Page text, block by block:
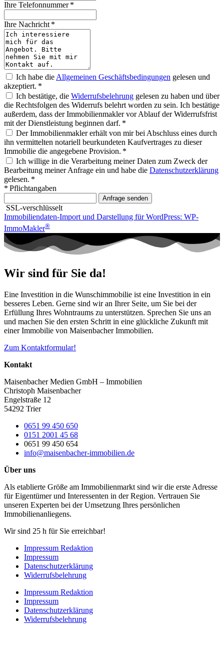
Ihre Telefonnummer *
Ihre Nachricht *
Ich habe die Allgemeinen Geschäftsbedingungen gelesen und
akzeptiert. *
Ich bestätige, die Widerrufsbelehrung gelesen zu haben und über
die Rechtsfolgen des Widerrufs belehrt worden zu sein. Ich bestätige
außerdem, dass der Immobilienmakler vor Ablauf der Widerrufsfrist
mit der Dienstleistung beginnen darf. *
Der Immobilienmakler erhält von mir bei Abschluss eines durch
ihn vermittelten notariell beurkundeten Kaufvertrages zu dieser
Immobilie die angegebene Provision. *
Ich willige in die Verarbeitung meiner Daten zum Zweck der
Bearbeitung meiner Anfrage ein und habe die Datenschutzerklärung
gelesen. *
* Pflichtangaben
Anfrage senden
SSL-verschlüsselt
Immobiliendaten-Import und Darstellung für WordPress: WP-
ImmoMakler®
Wir sind für Sie da!
Eine Investition in die Wunschimmobilie ist eine Investition in ein
besseres Leben. Gerne sind wir an Ihrer Seite, um Sie bei der
Erfüllung Ihres Wohntraums zu unterstützen. Sprechen Sie uns an
und machen Sie den ersten Schritt in eine glückliche Zukunft mit
einer Immobilie von Maisenbacher Immobilien.
Zum Kontaktformular!
Kontakt
Maisenbacher Medien GmbH – Immobilien
Christoph Maisenbacher
Engelstraße 12
54292 Trier
0651 99 450 650
0151 2001 45 68
0651 99 450 654
info@maisenbacher-immobilien.de
Über uns
Als etablierte Größe am Immobilienmarkt sind wir die erste Adresse
für Eigentümer und Interessenten in der Region. Vertrauen Sie
unseren Experten bei der Umsetzung Ihres persönlichen
Immobilienanliegens.
Wir sind 25 h für Sie erreichbar!
Impressum Redaktion
Impressum
Datenschutzerklärung
Widerrufsbelehrung
Impressum Redaktion
Impressum
Datenschutzerklärung
Widerrufsbelehrung